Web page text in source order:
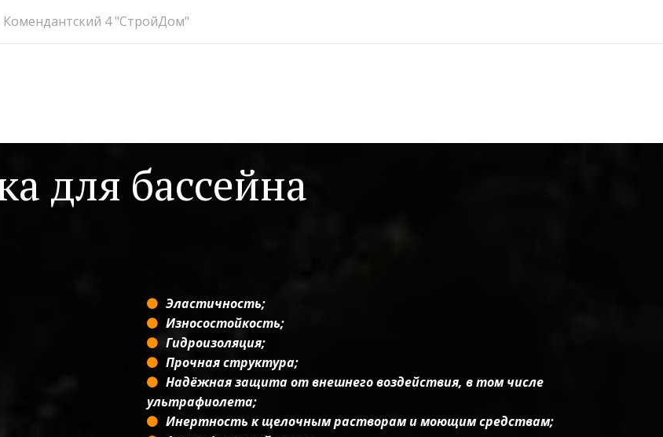
Комендантский 4 "СтройДом"
для бассейна
Эластичность;
Износостойкость;
Гидроизоляция;
Прочная структура;
Надёжная защита от внешнего воздействия, в том числе
ультрафиолета;
Инертность к щелочным растворам и моющим средствам;